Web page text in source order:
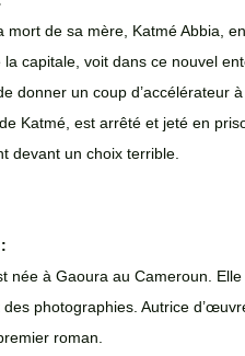
mort de sa mère, Katmé Abbia,
la capitale, voit dans ce nouvel
donner un coup d’accélérateur
Katmé, est arrêté et jeté en
devant un choix terrible.
née à Gaoura au Cameroun.
photographies. Autrice
roman.